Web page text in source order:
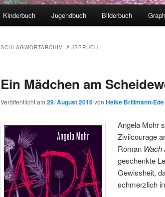
Kinderbuch Jugendbuch Bilderbuch
SCHLAGWORTARCHIV: AUSBRUCH
Ein Mädchen am
Veröffentlicht am 29. August 2016von Heike Brillmann-Ede
Angela Mohr
Zivilcourage
Roman
geschenkte
Gewissheit,
schmerzlich in